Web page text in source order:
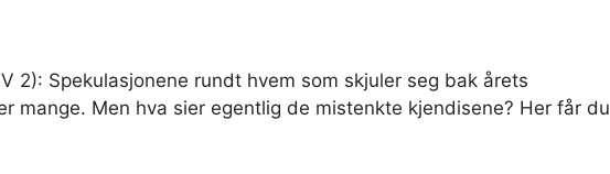
2): Spekulasjonene rundt hvem som skjuler seg bak årets
mange. Men hva sier egentlig de mistenkte kjendisene? Her får du